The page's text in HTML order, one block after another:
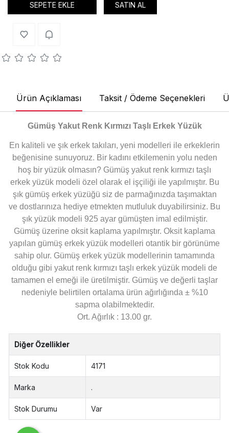
SEPETE EKLE SATIN AL
Ürün Açıklaması Taksit / Ödeme Seçenekleri
Gümüş Yakut Renk Kırmızı Taşlı Erkek Yüzük
En kaliteli ve şık erkek takıları, yeni modelleri ile erkeklerin
beğenisine sunuyoruz. Bir kadını etkilemenin yolu neden
hoş bir yüzük olmasın? Gümüş yakut renk kırmızı taşlı
erkek yüzük modeli özel olarak el işçiliği ile yapılmıştır. Bu
şık gümüş erkek yüzüğü siz de parmağınızda taşımaktan
ve dostlarınıza hediye etmekten mutluluk duyabilirsiniz. Bu
şık yüzük modeli 925 ayar gümüşten imal edilmiştir.
Gümüş üzerine oksit kaplama yapılmıştır. Oksit kaplama
yapılan gümüş erkek yüzük modelleri otantik bir görünüme
sahip olur. Gümüş erkek yüzük modellerinin tamamında
olduğu gibi yakut renk kırmızı taşlı erkek yüzük modeli de
tamamen el emeği ile üretilmiştir. Gümüş ve değerli taşlar
nedeniyle belirtilen ortalama ürün ağırlığında ± %10
sapma olabilmektedir.
Ort. Ağırlık : 13.00 gr.
Diğer Özellikler
Stok Kodu 4171
Marka .
Stok Durumu Var